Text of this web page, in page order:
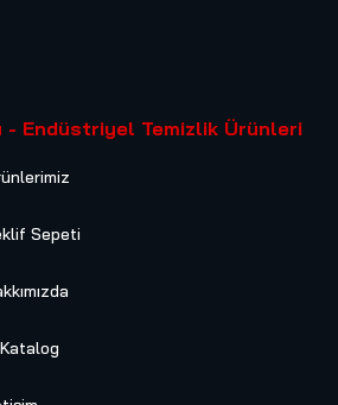
- Endüstriyel Temizlik Ürünleri
Sepeti